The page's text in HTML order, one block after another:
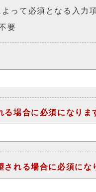
って必須となる入力
要
る場合に必須になりま
される場合に必須にな